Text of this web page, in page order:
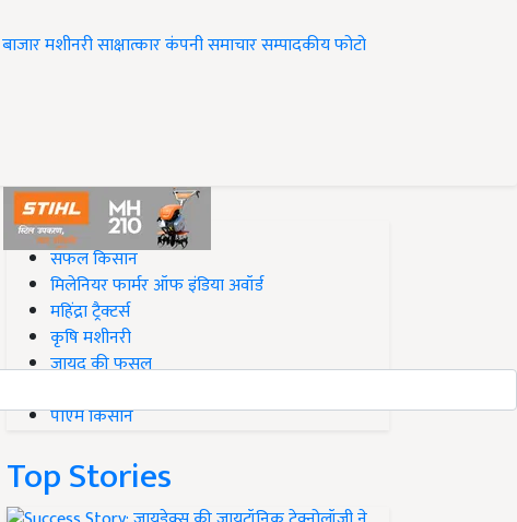
बाजारमशीनरीसाक्षात्कारकंपनी समाचारसम्पादकीयफोटो
#Top on Krishi Jagran
सफल किसान
मिलेनियर फार्मर ऑफ इंडिया अवॉर्ड
महिंद्रा ट्रैक्टर्स
कृषि मशीनरी
जायद की फसल
पीएम किसान
Top Stories